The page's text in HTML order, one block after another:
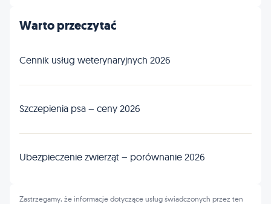
Warto przeczytać
Cennik usług weterynaryjnych 2026
Szczepienia psa – ceny 2026
Ubezpieczenie zwierząt – porównanie 2026
Zastrzegamy, że informacje dotyczące usług świadczonych przez ten